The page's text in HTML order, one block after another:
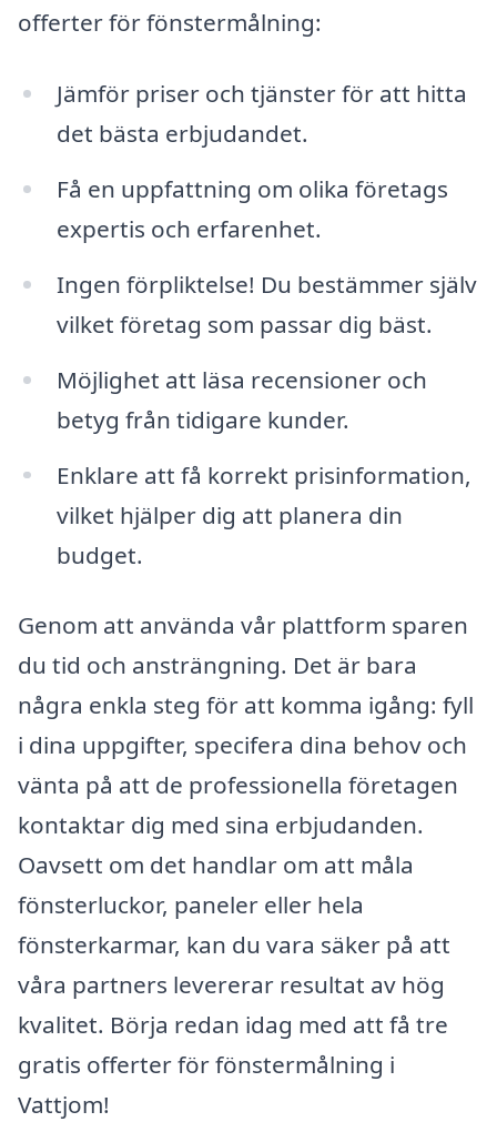
offerter för fönstermålning:
Jämför priser och tjänster för att hitta
det bästa erbjudandet.
Få en uppfattning om olika företags
expertis och erfarenhet.
Ingen förpliktelse! Du bestämmer själv
vilket företag som passar dig bäst.
Möjlighet att läsa recensioner och
betyg från tidigare kunder.
Enklare att få korrekt prisinformation,
vilket hjälper dig att planera din
budget.
Genom att använda vår plattform sparen
du tid och ansträngning. Det är bara
några enkla steg för att komma igång: fyll
i dina uppgifter, specifera dina behov och
vänta på att de professionella företagen
kontaktar dig med sina erbjudanden.
Oavsett om det handlar om att måla
fönsterluckor, paneler eller hela
fönsterkarmar, kan du vara säker på att
våra partners levererar resultat av hög
kvalitet. Börja redan idag med att få tre
gratis offerter för fönstermålning i
Vattjom!